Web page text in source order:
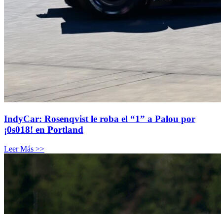
IndyCar: Rosenqvist le roba el “1” a Palou por
¡0s018! en Portland
Leer Más >>